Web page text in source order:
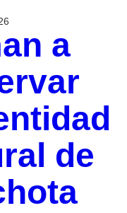
a
de